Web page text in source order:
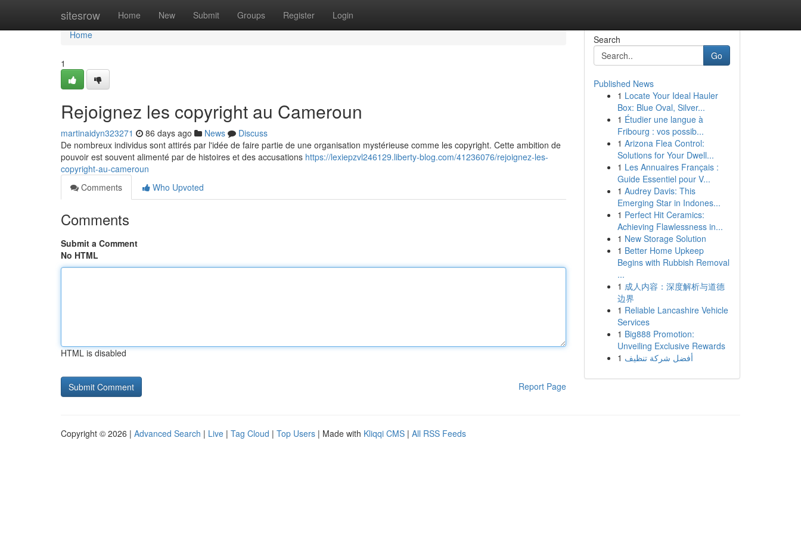
sitesrow Home New Submit Groups Register Login
Home
Home
1
Rejoignez les copyright au Cameroun
martinaidyn323271 86 days ago News
Discuss
De nombreux individus sont attirés par l'idée de faire partie de une organisation mystérieuse comme les copyright. Cette ambition de
pouvoir est souvent alimenté par de histoires et des accusations https://lexiepzvl246129.liberty-blog.com/41236076/rejoignez-les-
copyright-au-cameroun
Comments
Who Upvoted
Comments
Submit a Comment
No HTML
HTML is disabled
Report Page
Search
Go
Published News
1 Locate Your Ideal Hauler
Box: Blue Oval, Silver...
1 Étudier une langue à
Fribourg : vos possib...
1 Arizona Flea Control:
Solutions for Your Dwell...
1 Les Annuaires Français :
Guide Essentiel pour V...
1 Audrey Davis: This
Emerging Star in Indones...
1 Perfect Hit Ceramics:
Achieving Flawlessness in...
1 New Storage Solution
1 Better Home Upkeep
Begins with Rubbish Removal
...
1 成人内容：深度解析与道德
边界
1 Reliable Lancashire Vehicle
Services
1 Big888 Promotion:
Unveiling Exclusive Rewards
1 أفضل شركة تنظيف
Copyright © 2026 | Advanced Search | Live | Tag Cloud | Top Users | Made with Kliqqi CMS | All RSS Feeds